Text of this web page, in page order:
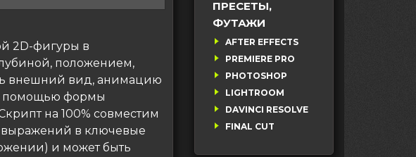
2D-фигуры в
положением,
внешний вид, анимацию
помощью формы
на 100% совместим
выражений в ключевые
и может быть
ПРЕСЕТЫ,
ФУТАЖИ
AFTER EFFECTS
PREMIERE PRO
PHOTOSHOP
LIGHTROOM
DAVINCI RESOLVE
FINAL CUT